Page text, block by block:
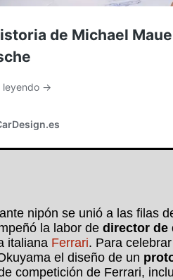
nipón se unió a las filas
la labor de director de
italiana Ferrari. Para
el diseño de un
competición de Ferrari,